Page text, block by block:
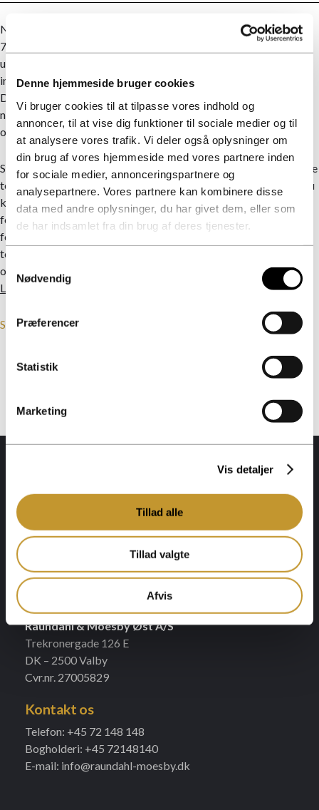
Denne hjemmeside bruger cookies
Vi bruger cookies til at tilpasse vores indhold og
annoncer, til at vise dig funktioner til sociale medier og til
at analysere vores trafik. Vi deler også oplysninger om
din brug af vores hjemmeside med vores partnere inden
for sociale medier, annonceringspartnere og
analysepartnere. Vores partnere kan kombinere disse
data med andre oplysninger, du har givet dem, eller som
de har indsamlet fra din brug af deres tjenester.
Nødvendig
Præferencer
Statistik
Marketing
Vis detaljer
Tillad alle
Tillad valgte
Afvis
Når man skal opføre byggeri inden for EU taksonomiens artikel
7.1 for nybyggeri, er det ikke blot byggeriet, men også den
udførende totalentreprenør, som skal leve op til specifikke krav
inden for ESG.
Det forgangne år blev bl.a. brugt på at sikre at vi har alle de
nødvendige processer på plads og forankret dem i
organisationen.
Samtidig har vores Teknik– og Design-afdeling gennemtrawlet de
tekniske krav som byggerierne skal leve op til, og vi har derfor nu
kunnet indgå de første aftaler om byggeri efter EU taksonomien
for nybyggeri. På vores
hjemmeside kan du følge med i vores
forskellige klima indsatser. Du kan også læse mere om
totalentreprenør Raundahl og Moesby´s bidrag til den grønne
omstilling og ambitioner omkring EU Taksonomien artikel 7,1 -
Læs her
Se flere nyheder
Raundahl & Moesby A/S
DK – 8230 Åbyhøj
Raundahl & Moesby Øst A/S
Trekronergade 126 E
DK – 2500 Valby
Cvr.nr. 27005829
Kontakt os
Telefon: +45 72 148 148
Bogholderi: +45 72148140
E-mail: info@raundahl-moesby.dk